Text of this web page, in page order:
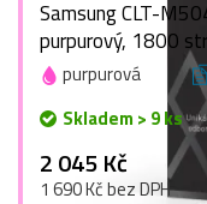
Samsung CLT-
purpurový, 1800
purpurová
Skladem > 9 ks
2 045 Kč
1 690 Kč bez DPH